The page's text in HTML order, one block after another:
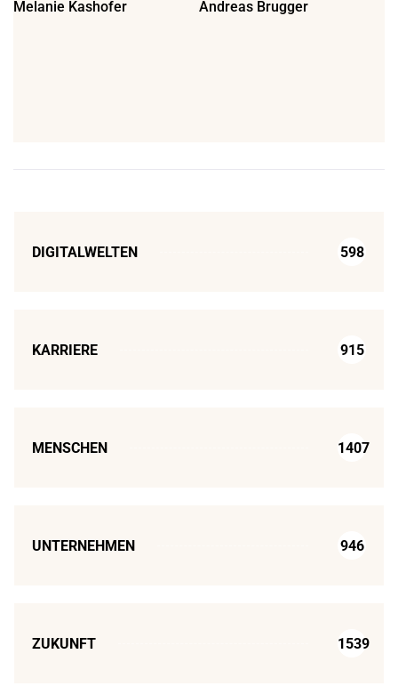
Melanie Kashofer Andreas Brugger
DIGITALWELTEN 598
KARRIERE 915
MENSCHEN 1407
UNTERNEHMEN 946
ZUKUNFT 1539